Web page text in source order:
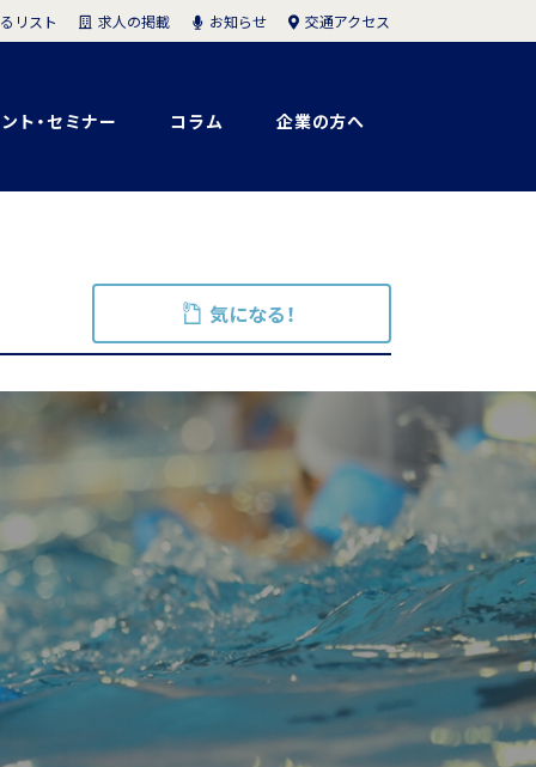
ト・セミナー コラム 企業の方へ
リスト 求人の掲載 お知らせ 交通アクセス
気になる！